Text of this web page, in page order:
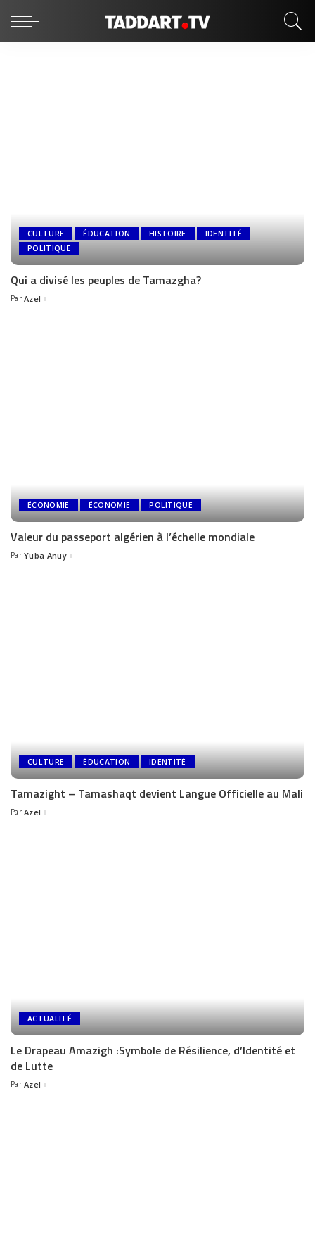
CULTURE ÉDUCATION HISTOIRE
IDENTITÉ
POLITIQUE
Qui a divisé les peuples de Tamazgha?
Par Azel
ÉCONOMIE ÉCONOMIE POLITIQUE
Valeur du passeport algérien à l’échelle mondiale
Par Yuba Anuy
CULTURE ÉDUCATION IDENTITÉ
Tamazight – Tamashaqt devient Langue Officielle au Mali
Par Azel
ACTUALITÉ
Le Drapeau Amazigh :Symbole de Résilience, d’Identité et
de Lutte
Par Azel